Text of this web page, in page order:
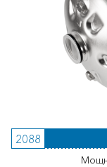
2088